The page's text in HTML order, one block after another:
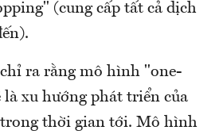
(cung cấp tất cả dịch
ra rằng mô hình "one-
là xu hướng phát triển của
thời gian tới. Mô hình